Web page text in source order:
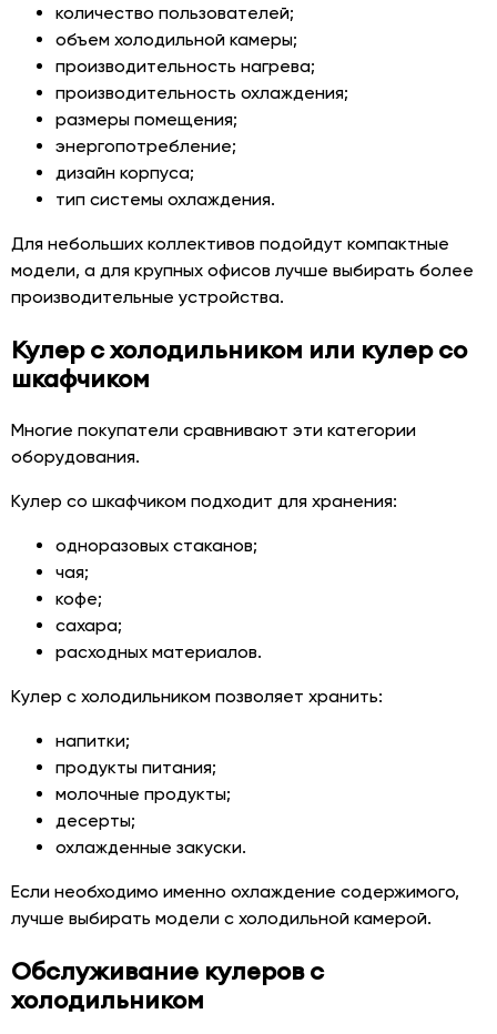
количество пользователей;
объем холодильной камеры;
производительность нагрева;
производительность охлаждения;
размеры помещения;
энергопотребление;
дизайн корпуса;
тип системы охлаждения.
Для небольших коллективов подойдут компактные
модели, а для крупных офисов лучше выбирать более
производительные устройства.
Кулер с холодильником или кулер со
шкафчиком
Многие покупатели сравнивают эти категории
оборудования.
Кулер со шкафчиком подходит для хранения:
одноразовых стаканов;
чая;
кофе;
сахара;
расходных материалов.
Кулер с холодильником позволяет хранить:
напитки;
продукты питания;
молочные продукты;
десерты;
охлажденные закуски.
Если необходимо именно охлаждение содержимого,
лучше выбирать модели с холодильной камерой.
Обслуживание кулеров с
холодильником